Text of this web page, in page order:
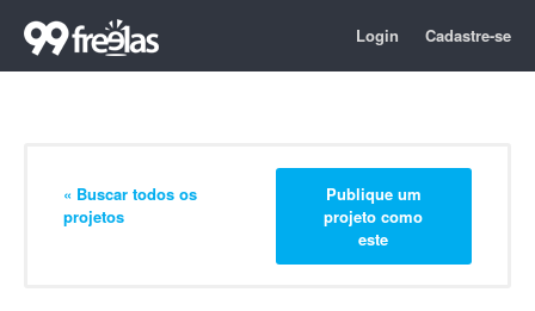
Login Cadastre-se
« Buscar todos os
projetos
Publique um
projeto como
este